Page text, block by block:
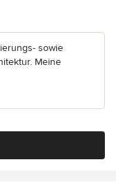
sowie
Meine